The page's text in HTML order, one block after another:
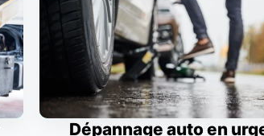
Dépannage auto en